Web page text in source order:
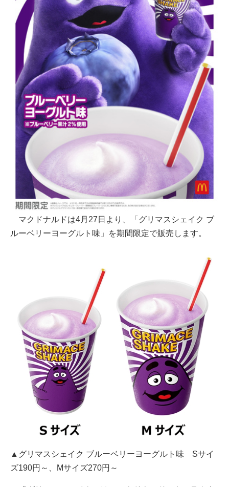
マクドナルドは4月27日より、「グリマスシェイク ブ
ルーベリーヨーグルト味」を期間限定で販売します。
▲グリマスシェイク ブルーベリーヨーグルト味 Sサイ
ズ190円～、Mサイズ270円～